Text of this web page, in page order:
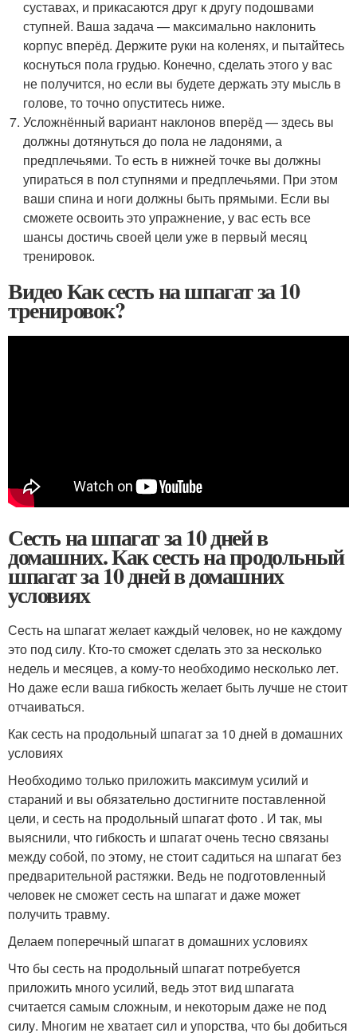
суставах, и прикасаются друг к другу подошвами
ступней. Ваша задача — максимально наклонить
корпус вперёд. Держите руки на коленях, и пытайтесь
коснуться пола грудью. Конечно, сделать этого у вас
не получится, но если вы будете держать эту мысль в
голове, то точно опуститесь ниже.
Усложнённый вариант наклонов вперёд — здесь вы
должны дотянуться до пола не ладонями, а
предплечьями. То есть в нижней точке вы должны
упираться в пол ступнями и предплечьями. При этом
ваши спина и ноги должны быть прямыми. Если вы
сможете освоить это упражнение, у вас есть все
шансы достичь своей цели уже в первый месяц
тренировок.
Видео Как сесть на шпагат за 10
тренировок?
Сесть на шпагат за 10 дней в
домашних. Как сесть на продольный
шпагат за 10 дней в домашних
условиях
Сесть на шпагат желает каждый человек, но не каждому
это под силу. Кто-то сможет сделать это за несколько
недель и месяцев, а кому-то необходимо несколько лет.
Но даже если ваша гибкость желает быть лучше не стоит
отчаиваться.
Как сесть на продольный шпагат за 10 дней в домашних
условиях
Необходимо только приложить максимум усилий и
стараний и вы обязательно достигните поставленной
цели, и сесть на продольный шпагат фото . И так, мы
выяснили, что гибкость и шпагат очень тесно связаны
между собой, по этому, не стоит садиться на шпагат без
предварительной растяжки. Ведь не подготовленный
человек не сможет сесть на шпагат и даже может
получить травму.
Делаем поперечный шпагат в домашних условиях
Что бы сесть на продольный шпагат потребуется
приложить много усилий, ведь этот вид шпагата
считается самым сложным, и некоторым даже не под
силу. Многим не хватает сил и упорства, что бы добиться